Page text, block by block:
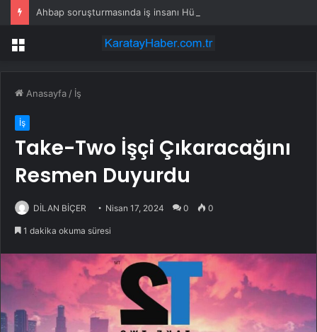
Menü
Anasayfa / İş
İş
Take-Two İşçi Çıkaracağını
Resmen Duyurdu
DİLAN BİÇER Nisan 17, 2024 0 0
1 dakika okuma süresi